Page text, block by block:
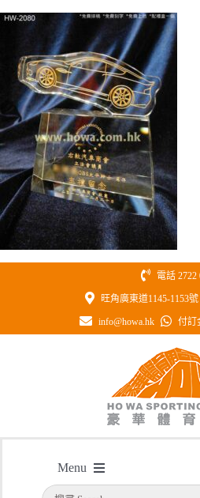
Skip
content
電話 2722
旺角廣東道1145-1153
info@howa.hk 付訂
Menu
搜
主頁 型號: HW2080 全透明汽